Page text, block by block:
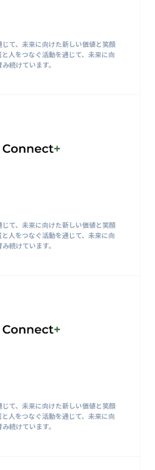
て、未来に向けた新しい価値と笑顔
人をつなぐ活動を通じて、未来に向
続けています。
て、未来に向けた新しい価値と笑顔
人をつなぐ活動を通じて、未来に向
続けています。
て、未来に向けた新しい価値と笑顔
人をつなぐ活動を通じて、未来に向
続けています。